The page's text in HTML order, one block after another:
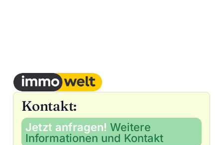
Kontakt:
Jetzt anfragen! Weitere
Informationen und Kontakt